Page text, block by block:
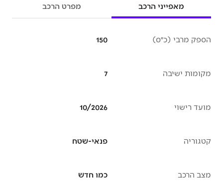
מאפייני הרכב מפרט הרכב
הספק מרבי (כ״ס)
מקומות ישיבה
מועד רישוי 10/2026
קטגוריה פנאי-שטח
מצב הרכב כמו חדש